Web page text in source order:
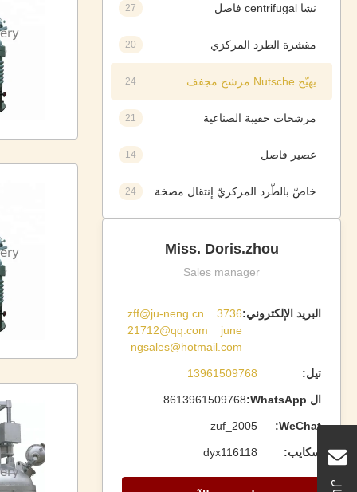
نشا centrifugal فاصل 27
مقشرة الطرد المركزي 20
يهيّج Nutsche مرشح مجفف 24
مرشحات حقيبة الصناعية 21
عصير فاصل 14
خاصّ بالطّرد المركزيّ إنتقال مضخة 24
Miss. Doris.zhou
Sales manager
البريد الإلكتروني:zff@ju-neng.cn 3736
21712@qq.com june
ngsales@hotmail.com
تيل: 13961509768
ال WhatsApp: 8613961509768
WeChat:
zuf_2005
سكايب: dyx116118